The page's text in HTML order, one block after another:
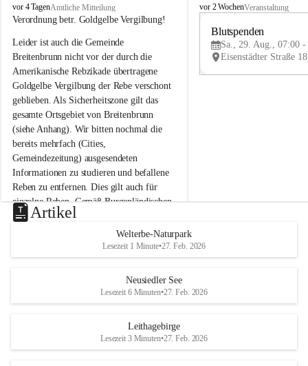
B
r
i
t
e
n
b
r
u
n
n
a
m
N
e
u
s
d
S
vor 4 TagenAmtliche Mitteilung
Verordnung betr. Goldgelbe Vergilbung!
Leider ist auch die Gemeinde
Breitenbrunn nicht vor der durch die
Amerikanische Rebzikade übertragene
Goldgelbe Vergilbung der Rebe verschont
geblieben. Als Sicherheitszone gilt das
gesamte Ortsgebiet von Breitenbrunn
(siehe Anhang). Wir bitten nochmal die
bereits mehrfach (Cities,
Gemeindezeitung) ausgesendeten
Informationen zu studieren und befallene
Reben zu entfernen. Dies gilt auch für
einzelne Reben. Gemäß Burgenländischen
Weinbaugesetz sind nicht gepflegte oder
unzulässige Weingärten zu roden! Bitte
helfen wir zusammen um unsere Winzer
vor den prognostizierten Ernteausfällen
und den daraus folgenden wirtschaftlichen
Maßnahmen zur Bekämpfung
B
e
u
e
d
r
S
vor 2 WochenVeranstaltung
Blutspenden
Sa., 29. Aug., 07:00 -
Artikel
Welterbe-Naturpark
Lesezeit 1 Minute•27. Feb. 2026
Neusiedler See
Lesezeit 6 Minuten•27. Feb. 2026
Leithagebirge
Lesezeit 3 Minuten•27. Feb. 2026